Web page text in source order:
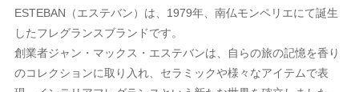
ESTEBAN（エステバン）は、1979年、南仏モンペリエにて誕生
したフレグランスブランドです。
創業者ジャン・マックス・エステバンは、自らの旅の記憶を香り
のコレクションに取り入れ、セラミックや様々なアイテムで表